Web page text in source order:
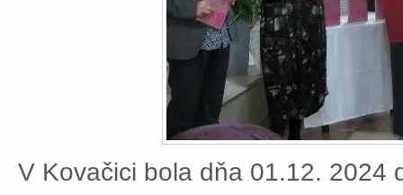
V Kovačici bola dňa 01.12. 2024